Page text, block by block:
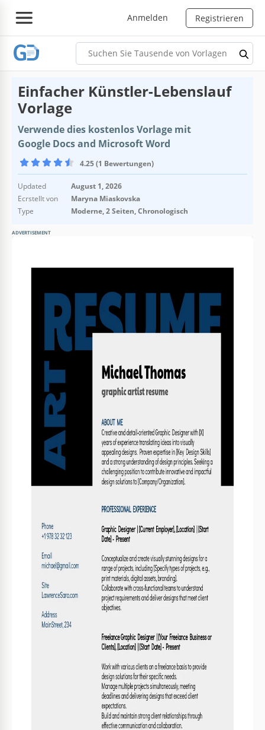
Anmelden Registrieren
Einfacher Künstler-Lebenslauf
Vorlage
Verwende dies kostenlos Vorlage mit
Google Docs and Microsoft Word
4.25 (1 Bewertungen)
Updated
August 1, 2026
Ecrstellt von
Maryna Miaskovska
Type
Moderne, 2 Seiten, Chronologisch
ADVERTISEMENT